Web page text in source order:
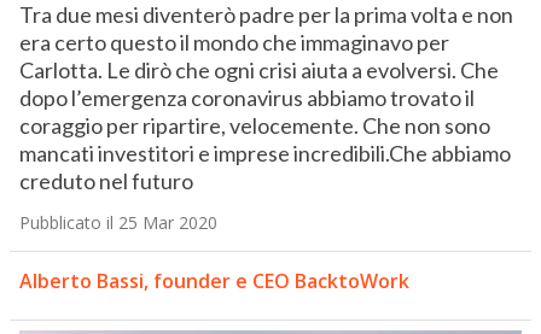
Tra due mesi diventerò padre per la prima volta e non
era certo questo il mondo che immaginavo per
Carlotta. Le dirò che ogni crisi aiuta a evolversi. Che
dopo l’emergenza coronavirus abbiamo trovato il
coraggio per ripartire, velocemente. Che non sono
mancati investitori e imprese incredibili.Che abbiamo
creduto nel futuro
Pubblicato il 25 Mar 2020
Alberto Bassi, founder e CEO BacktoWork